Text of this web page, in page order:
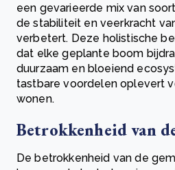
een gevarieerde mix van
de stabiliteit en veerkracht
verbetert. Deze holistische
dat elke geplante boom
duurzaam en bloeiend
tastbare voordelen oplevert
wonen.
Betrokkenheid van
De betrokkenheid van de